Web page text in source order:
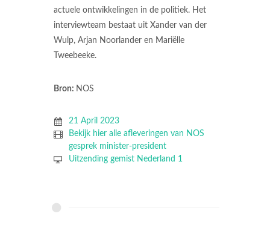
actuele ontwikkelingen in de politiek. Het
interviewteam bestaat uit Xander van der
Wulp, Arjan Noorlander en Mariëlle
Tweebeeke.
Bron: NOS
21 April 2023
Bekijk hier alle afleveringen van NOS
gesprek minister-president
Uitzending gemist Nederland 1